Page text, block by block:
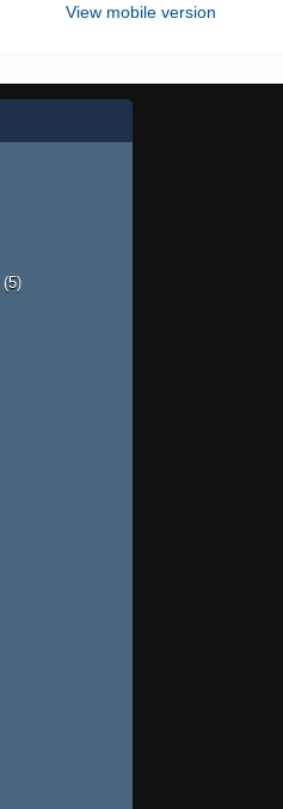
View mobile version
(5)